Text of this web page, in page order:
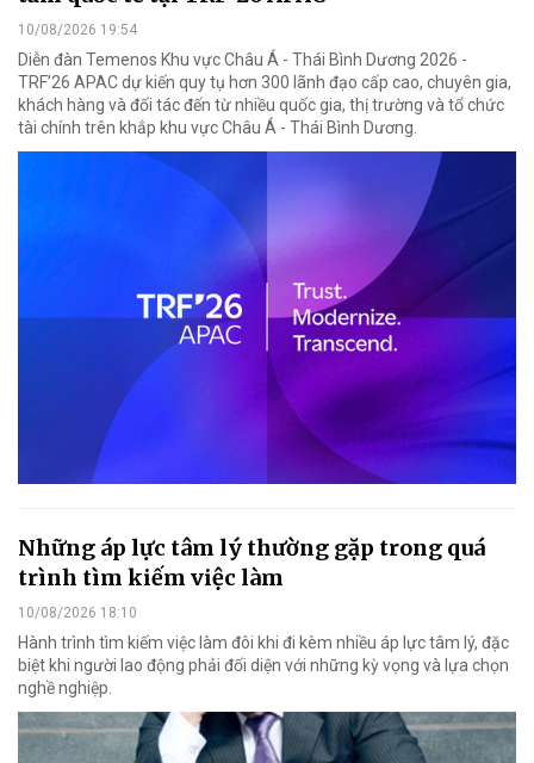
10/08/2026 19:54
Diễn đàn Temenos Khu vực Châu Á - Thái Bình Dương 2026 -
TRF’26 APAC dự kiến quy tụ hơn 300 lãnh đạo cấp cao, chuyên gia,
khách hàng và đối tác đến từ nhiều quốc gia, thị trường và tổ chức
tài chính trên khắp khu vực Châu Á - Thái Bình Dương.
Những áp lực tâm lý thường gặp trong quá
trình tìm kiếm việc làm
10/08/2026 18:10
Hành trình tìm kiếm việc làm đôi khi đi kèm nhiều áp lực tâm lý, đặc
biệt khi người lao động phải đối diện với những kỳ vọng và lựa chọn
nghề nghiệp.